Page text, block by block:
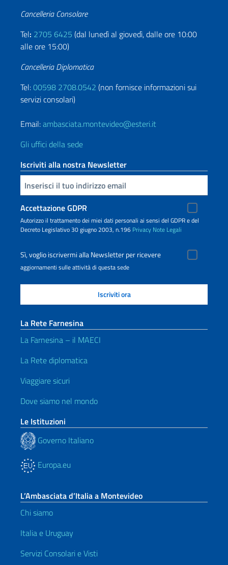
Cancelleria Consolare
Tel: 2705 6425 (dal lunedì al giovedì, dalle ore 10:00
alle ore 15:00)
Cancelleria Diplomatica
Tel:00598 2708.0542 (non fornisce informazioni sui
servizi consolari)
Email:ambasciata.montevideo@esteri.it
Gli uffici della sede
Iscriviti alla nostra Newsletter
Inserisci la tua email
Accettazione GDPR
Autorizzo il trattamento dei miei dati personali ai sensi del GDPR e del
Decreto Legislativo 30 giugno 2003, n.196 Privacy Note Legali
Sì, voglio iscrivermi alla Newsletter per ricevere
aggiornamenti sulle attività di questa sede
La Rete Farnesina
La Farnesina – il MAECI
La Rete diplomatica
Viaggiare sicuri
Dove siamo nel mondo
Le Istituzioni
Governo Italiano
Europa.eu
L’Ambasciata d’Italia a Montevideo
Chi siamo
Italia e Uruguay
Servizi Consolari e Visti